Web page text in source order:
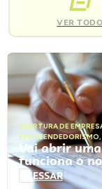
VER
ABERTURA DE
EMPREENDEDORISMO,
Vai abrir
funciona o
ACESSAR